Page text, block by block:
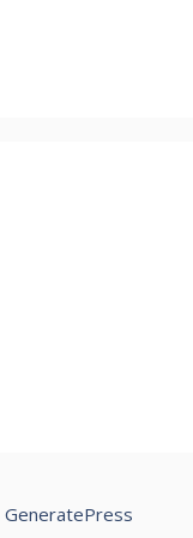
GeneratePress